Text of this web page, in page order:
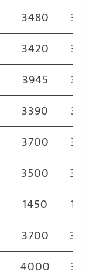
3480
3420
3945
3390
3700
3500
1450
3700
4000